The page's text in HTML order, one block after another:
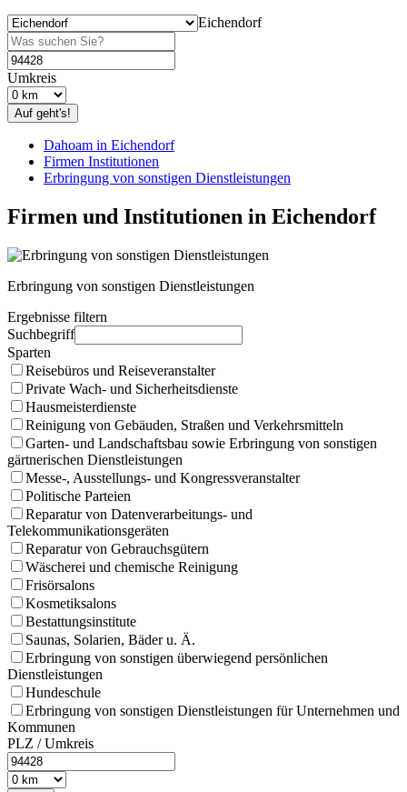
Eichendorf
Umkreis
Auf geht's!
Dahoam in Eichendorf
Firmen Institutionen
Erbringung von sonstigen Dienstleistungen
Firmen und Institutionen in Eichendorf
Erbringung von sonstigen Dienstleistungen
Ergebnisse filtern
Suchbegriff
Sparten
Reisebüros und Reiseveranstalter
Private Wach- und Sicherheitsdienste
Hausmeisterdienste
Reinigung von Gebäuden, Straßen und Verkehrsmitteln
Garten- und Landschaftsbau sowie Erbringung von sonstigen
gärtnerischen Dienstleistungen
Messe-, Ausstellungs- und Kongressveranstalter
Politische Parteien
Reparatur von Datenverarbeitungs- und
Telekommunikationsgeräten
Reparatur von Gebrauchsgütern
Wäscherei und chemische Reinigung
Frisörsalons
Kosmetiksalons
Bestattungsinstitute
Saunas, Solarien, Bäder u. Ä.
Erbringung von sonstigen überwiegend persönlichen
Dienstleistungen
Hundeschule
Erbringung von sonstigen Dienstleistungen für Unternehmen und
Kommunen
PLZ / Umkreis